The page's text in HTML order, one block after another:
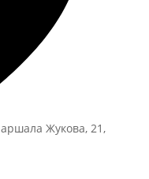
Жукова, 21,